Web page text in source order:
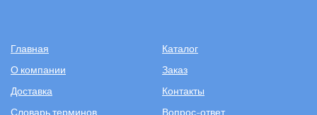
Главная
Каталог
О компании
Заказ
Доставка
Контакты
Словарь терминов
Вопрос-ответ